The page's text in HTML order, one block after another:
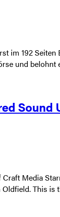
im 192
und
Media
This is